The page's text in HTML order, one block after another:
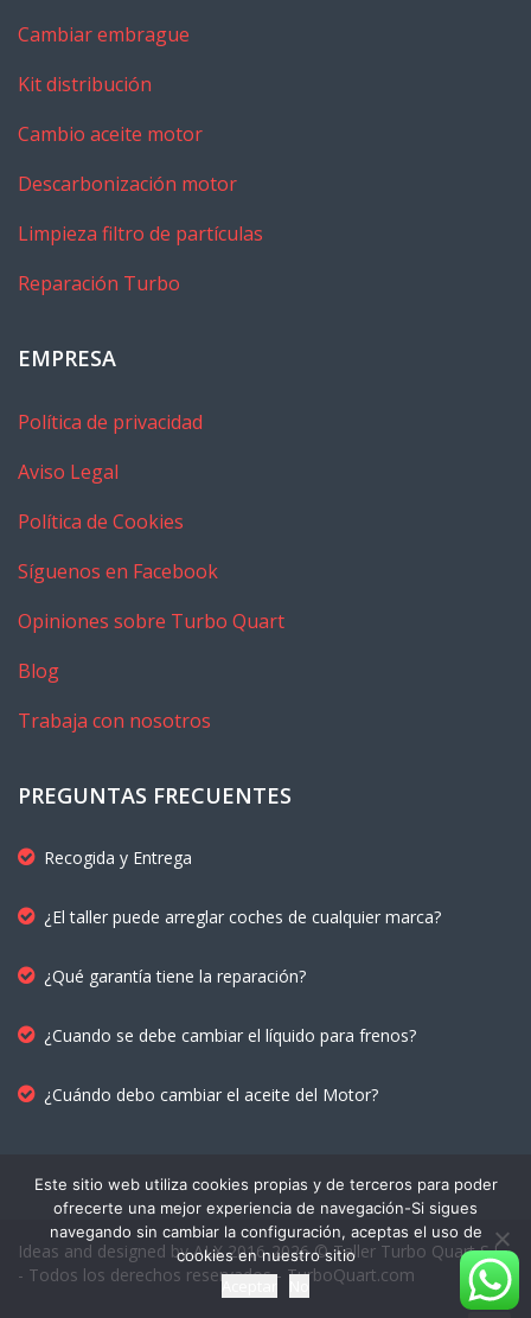
Cambiar embrague
Kit distribución
Cambio aceite motor
Descarbonización motor
Limpieza filtro de partículas
Reparación Turbo
EMPRESA
Política de privacidad
Aviso Legal
Política de Cookies
Síguenos en Facebook
Opiniones sobre Turbo Quart
Blog
Trabaja con nosotros
PREGUNTAS FRECUENTES
Recogida y Entrega
¿El taller puede arreglar coches de cualquier marca?
¿Qué garantía tiene la reparación?
¿Cuando se debe cambiar el líquido para frenos?
¿Cuándo debo cambiar el aceite del Motor?
Ideas and designed by ALX 2016-2026 © Taller Turbo Quart S.L.
- Todos los derechos reservados - TurboQuart.com
Este sitio web utiliza cookies propias y de terceros para poder
ofrecerte una mejor experiencia de navegación-Si sigues
navegando sin cambiar la configuración, aceptas el uso de
cookies en nuestro sitio